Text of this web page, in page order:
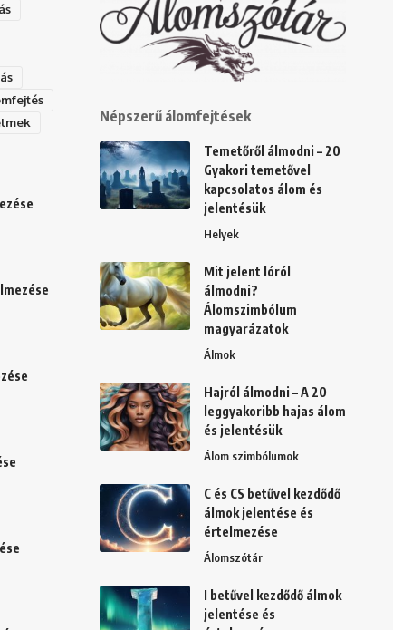
Népszerű álomfejtések
Temetőről álmodni – 20
Gyakori temetővel
kapcsolatos álom és
jelentésük
Helyek
Mit jelent lóról
álmodni?
Álomszimbólum
magyarázatok
Álmok
Hajról álmodni – A 20
leggyakoribb hajas álom
és jelentésük
Álom szimbólumok
C és CS betűvel kezdődő
álmok jelentése és
értelmezése
Álomszótár
I betűvel kezdődő álmok
jelentése és